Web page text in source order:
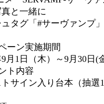
と一緒に
タグ「#サーヴァンプ」
ーン実施期間
月1日（木）～9月30日(
ト内容
サイン入り台本（抽選1